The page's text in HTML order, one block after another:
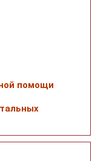
помощи